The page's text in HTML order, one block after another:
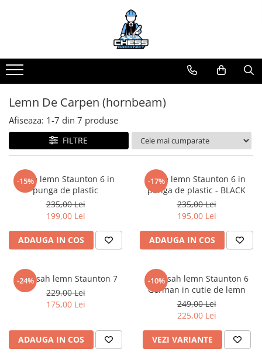
Accesorii
Accesorii tabla
Ceasuri Pentru Diverse Jocuri
Ceasuri
Cluburi Si Scoli
Colectie De Partide
colectie de partide
Computere de sah
Deschideri
DGT
Finaluri
Instruire Generala
Lemn De Boxwood
Conținut Video
Faza 3
Universul Chess Architect
Kit Chess Architect
Experiențe Șahiste
Pachete ChessArchitect
Lemn De Carpen (hornbeam)
Afiseaza: 1-7 din 7 produse
FILTRE
-15%
Piese lemn Staunton 6 in
punga de plastic
235,00 Lei
199,00 Lei
ADAUGA IN COS
-17%
Piese lemn Staunton 6 in
punga de plastic - BLACK
235,00 Lei
195,00 Lei
ADAUGA IN COS
-24%
Piese sah lemn Staunton 7
229,00 Lei
175,00 Lei
ADAUGA IN COS
-10%
Piese sah lemn Staunton 6
German in cutie de lemn
249,00 Lei
225,00 Lei
VEZI VARIANTE